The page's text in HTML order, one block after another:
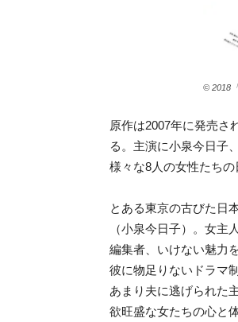
© 2018
原作は2007年に発売さ
る。主演に小泉今日子
様々な8人の女性たち
とある東京の古びた日
（小泉今日子）。女
編集者、いけない魅力
彼に物足りないドラマ
あまり夫に逃げられた
欲旺盛な女たちの心と